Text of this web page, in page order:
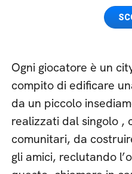
Spedizione SIM GRATIS
Ogni giocatore è un
compito di edificare
da un piccolo
realizzati dal singolo ,
comunitari, da
gli amici, reclutando